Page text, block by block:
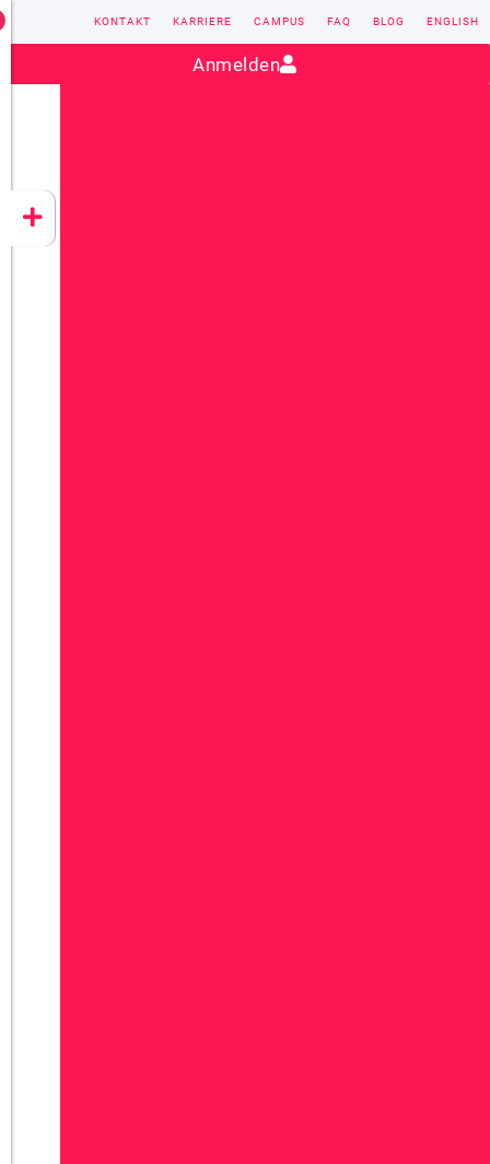
CONZEPT 16
YEET
Kontakt:sales@vectorsoft.de
KONTAKT KARRIERE CAMPUS FAQ BLOG ENGLISH
Anmelden